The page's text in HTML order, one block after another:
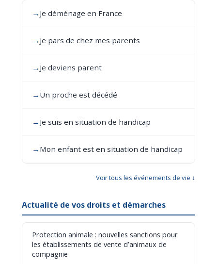
→ Je déménage en France
→ Je pars de chez mes parents
→ Je deviens parent
→ Un proche est décédé
→ Je suis en situation de handicap
→ Mon enfant est en situation de handicap
Voir tous les événements de vie ↓
Actualité de vos droits et démarches
Protection animale : nouvelles sanctions pour
les établissements de vente d’animaux de
compagnie